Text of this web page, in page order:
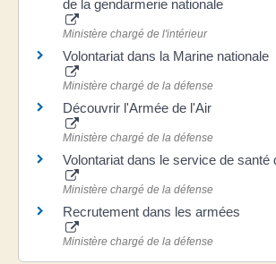
de la gendarmerie nationale
Ministère chargé de l'intérieur
Volontariat dans la Marine nationale
Ministère chargé de la défense
Découvrir l'Armée de l'Air
Ministère chargé de la défense
Volontariat dans le service de santé
Ministère chargé de la défense
Recrutement dans les armées
Ministère chargé de la défense